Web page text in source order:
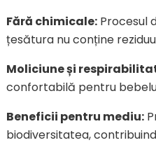
Fără chimicale: Procesul
țesătura nu conține
Moliciune și
confortabilă pentru
Beneficii pentru mediu:
biodiversitatea,